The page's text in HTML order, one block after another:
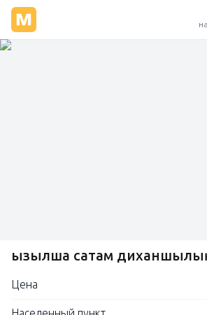
Қызылша сатам
Цена